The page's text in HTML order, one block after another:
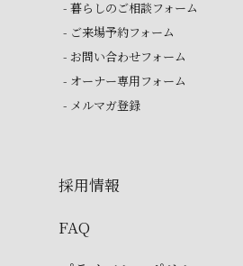
- 暮らしのご相談フォーム
- ご来場予約フォーム
- お問い合わせフォーム
- オーナー専用フォーム
- メルマガ登録
採用情報
FAQ